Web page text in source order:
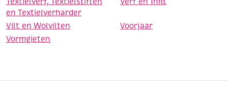
en Textielverharder
Vilt en Wolvilten
Voorjaar
Vormgieten